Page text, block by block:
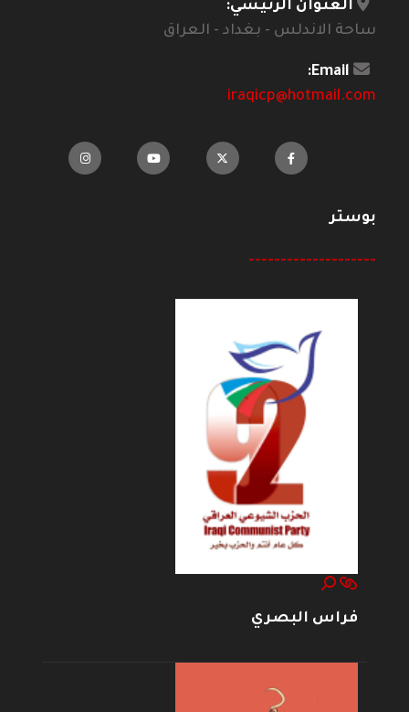
العنوان الرئيسي:
ساحة الاندلس - بغداد - العراق
Email:
iraqicp@hotmail.com
بوستر
--------------------
فراس البصري